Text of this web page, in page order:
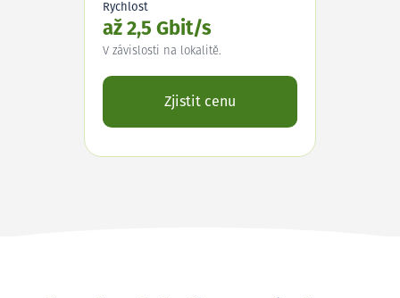
Rychlost
až 2,5 Gbit/s
V závislosti na lokalitě.
Zjistit cenu